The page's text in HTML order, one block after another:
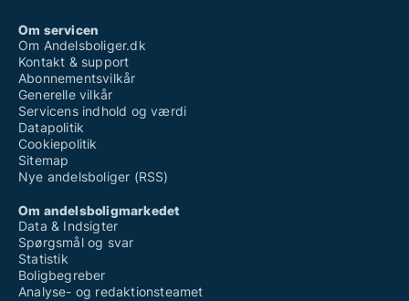
Om servicen
Om Andelsboliger.dk
Kontakt & support
Abonnementsvilkår
Generelle vilkår
Servicens indhold og værdi
Datapolitik
Cookiepolitik
Sitemap
Nye andelsboliger (RSS)
Om andelsboligmarkedet
Data & Indsigter
Spørgsmål og svar
Statistik
Boligbegreber
Analyse- og redaktionsteamet